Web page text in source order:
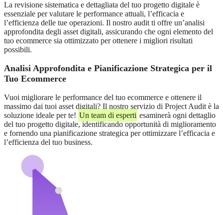
La revisione sistematica e dettagliata del tuo progetto digitale è
essenziale per valutare le performance attuali, l’efficacia e
l’efficienza delle tue operazioni. Il nostro audit ti offre un’analisi
approfondita degli asset digitali, assicurando che ogni elemento del
tuo ecommerce sia ottimizzato per ottenere i migliori risultati
possibili.
Analisi Approfondita e Pianificazione Strategica per il
Tuo Ecommerce
Vuoi migliorare le performance del tuo ecommerce e ottenere il
massimo dai tuoi asset digitali? Il nostro servizio di Project Audit è la
soluzione ideale per te! Un team di esperti esaminerà ogni dettaglio
del tuo progetto digitale, identificando opportunità di miglioramento
e fornendo una pianificazione strategica per ottimizzare l’efficacia e
l’efficienza del tuo business.